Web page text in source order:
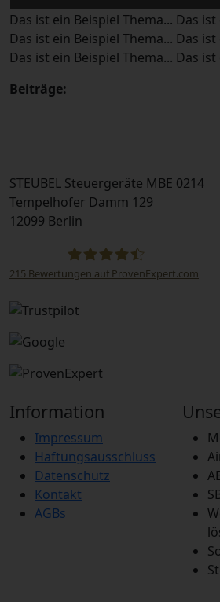
Das ist ein Beispiel Thema... Das
Das ist ein Beispiel Thema... Das
Das ist ein Beispiel Thema... Das
Beiträge:
STEUBEL Steuergeräte MBE 0214
Tempelhofer Damm 129
12099 Berlin
215 Bewertungen auf ProvenExpert.com
Information
Impressum
Haftungsausschluss
Datenschutz
Kontakt
AGBs